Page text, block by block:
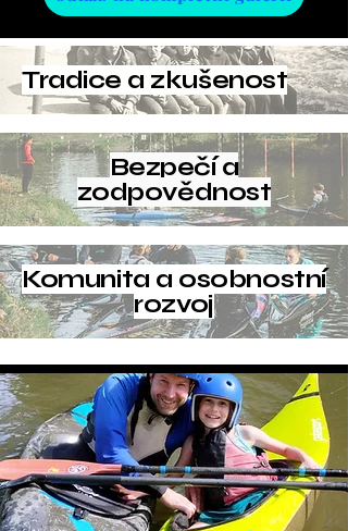
Tradice a zkušenost
Bezpečí a
zodpovědnost
Komunita a osobnostní
rozvoj